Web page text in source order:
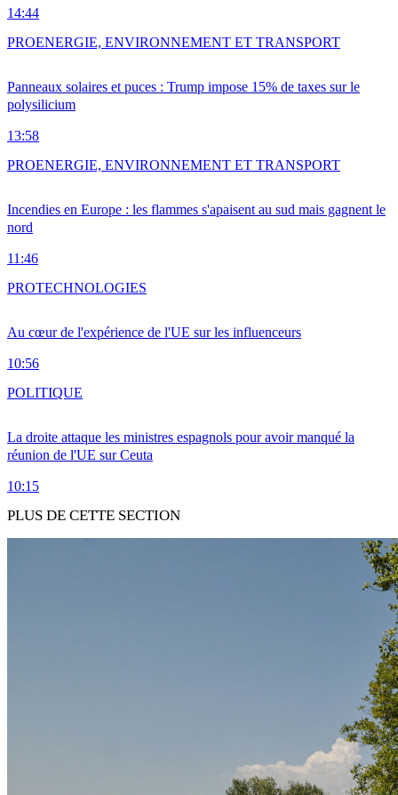
14:44
Panneaux solaires et puces : Trump impose 15% de taxes sur le
polysilicium
13:58
PROENERGIE, ENVIRONNEMENT ET TRANSPORT
Incendies en Europe : les flammes s'apaisent au sud mais gagnent le
nord
11:46
PROENERGIE, ENVIRONNEMENT ET TRANSPORT
Au cœur de l'expérience de l'UE sur les influenceurs
10:56
PROTECHNOLOGIES
La droite attaque les ministres espagnols pour avoir manqué la
réunion de l'UE sur Ceuta
10:15
POLITIQUE
PLUS DE CETTE SECTION